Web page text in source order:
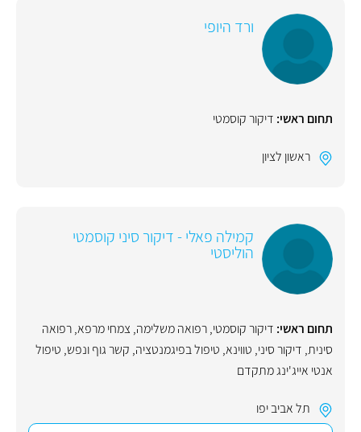
ורד היופי
תחום ראשי: דיקור קוסמטי
ראשון לציון
קמילה פאלי - דיקור סיני קוסמטי
הוליסטי
תחום ראשי: דיקור קוסמטי,רפואה משלימה, צמחי מרפא,רפואה
סינית, דיקור סיני, טווינא, טיפול בפיגמנטציה, קשר גוף ונפש, טיפול
אנטי אייג'ינג מתקדם
תל אביב יפו